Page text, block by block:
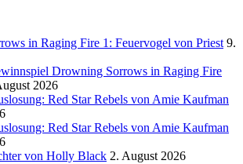
in Raging Fire 1: Feuervogel von Priest 9.
Drowning Sorrows in Raging Fire
2026
Red Star Rebels von Amie Kaufman
Red Star Rebels von Amie Kaufman
von Holly Black 2. August 2026